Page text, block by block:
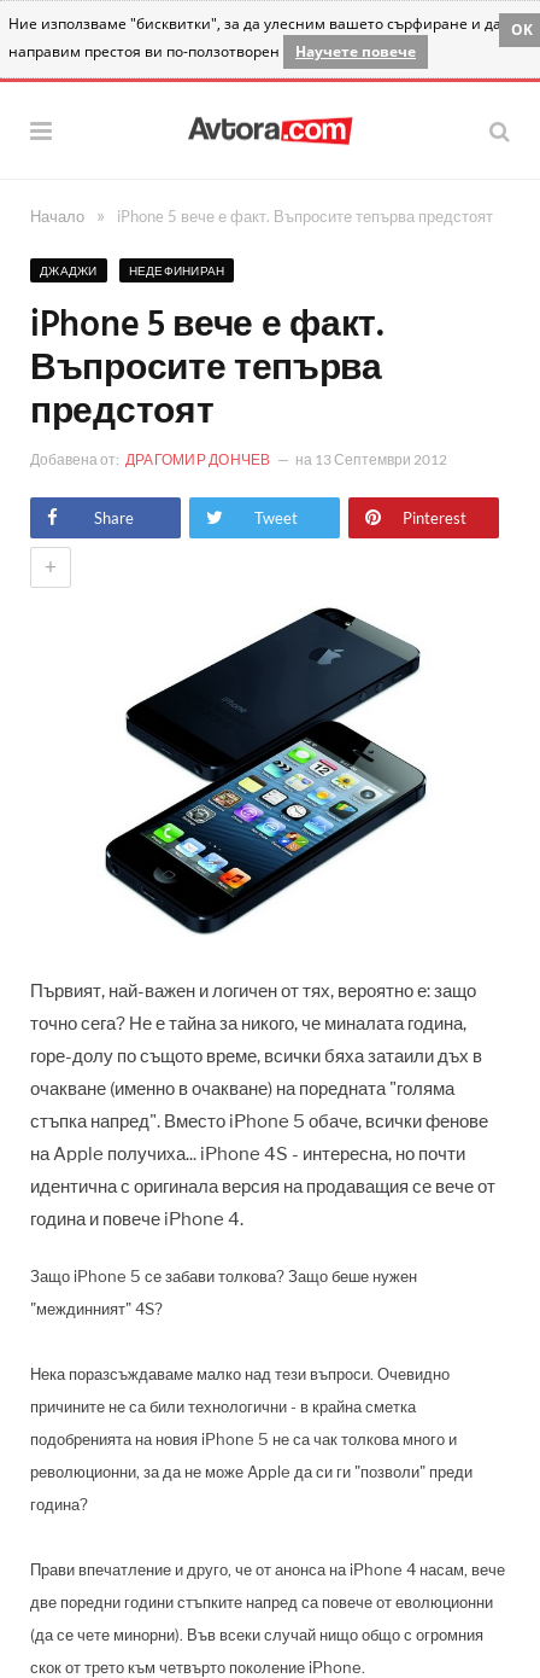
Ние използваме "бисквитки", за да улесним вашето сърфиране и да
направим престоя ви по-ползотворен
Научете повече
OK
Начало » iPhone 5 вече е факт. Въпросите тепърва предстоят
ДЖАДЖИ НЕДЕФИНИРАН
iPhone 5 вече е факт.
Въпросите тепърва
предстоят
Добавена от: ДРАГОМИР ДОНЧЕВ на 13 Септември 2012
Share Tweet Pinterest
+
Първият, най-важен и логичен от тях, вероятно е: защо
точно сега? Не е тайна за никого, че миналата година,
горе-долу по същото време, всички бяха затаили дъх в
очакване (именно в очакване) на поредната "голяма
стъпка напред". Вместо iPhone 5 обаче, всички фенове
на Apple получиха... iPhone 4S - интересна, но почти
идентична с оригинала версия на продаващия се вече от
година и повече iPhone 4.
Защо iPhone 5 се забави толкова? Защо беше нужен
"междинният" 4S?
Нека поразсъждаваме малко над тези въпроси. Очевидно
причините не са били технологични - в крайна сметка
подобренията на новия iPhone 5 не са чак толкова много и
революционни, за да не може Apple да си ги "позволи" преди
година?
Прави впечатление и друго, че от анонса на iPhone 4 насам, вече
две поредни години стъпките напред са повече от еволюционни
(да се чете минорни). Във всеки случай нищо общо с огромния
скок от трето към четвърто поколение iPhone.